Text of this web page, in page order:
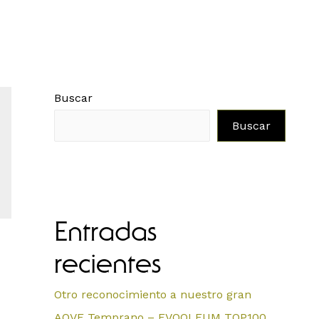
Buscar
Buscar
Entradas
recientes
Otro reconocimiento a nuestro gran